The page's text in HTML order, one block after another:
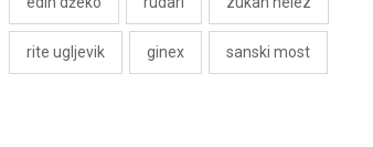
rite ugljevik ginex sanski most